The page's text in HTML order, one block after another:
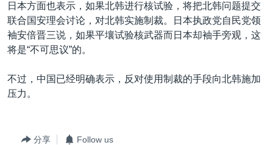
日本方面也表示，如果北韩进行核试验，将把北韩问题提交
联合国安理会讨论，对北韩实施制裁。日本执政党自民党领
袖安倍晋三说，如果平壤试验核武器而日本却袖手旁观，这
将是“不可思议”的。
不过，中国已经明确表示，反对使用制裁的手段向北韩施加
压力。
分享 Follow us